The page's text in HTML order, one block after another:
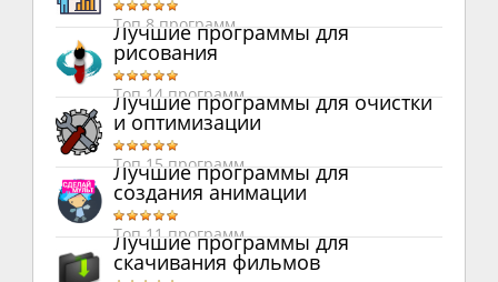
Топ 8 программ
Лучшие программы для
рисования
Топ 14 программ
Лучшие программы для очистки
и оптимизации
Топ 15 программ
Лучшие программы для
создания анимации
Топ 11 программ
Лучшие программы для
скачивания фильмов